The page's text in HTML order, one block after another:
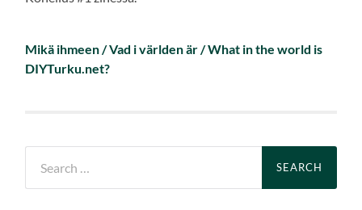
Mikä ihmeen / Vad i världen är / What in the world is
DIYTurku.net?
for: